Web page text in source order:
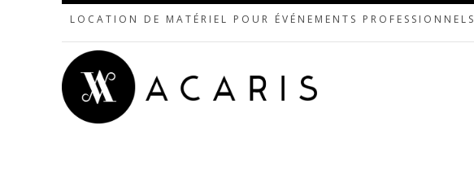
LOCATION DE MATÉRIEL POUR ÉVÉNEMENTS PROFESSIONNELS